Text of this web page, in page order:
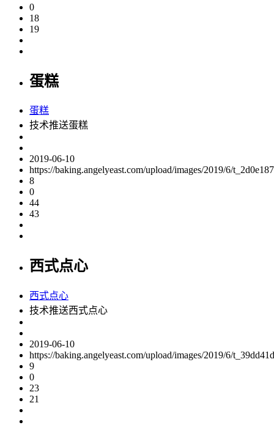
0
18
19
蛋糕
蛋糕
技术推送蛋糕
2019-06-10
https://baking.angelyeast.com/upload/images/2019/6/
8
0
44
43
西式点心
西式点心
技术推送西式点心
2019-06-10
https://baking.angelyeast.com/upload/images/2019/6/
9
0
23
21